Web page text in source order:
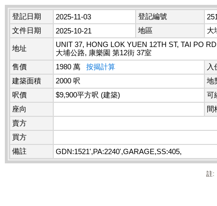
登記日期 2025-11-03 登記編號
文件日期
2025-10-21 地區 大
地址
UNIT 37, HONG LOK YUEN 12TH ST, TAI PO RD
大埔公路, 康樂園 第12街 37室
售價
1980 萬 按揭計算
入
建築面積
2000 呎
地
呎價
$9,900平方呎 (建築)
可
座向
間
賣方
買方
備註
GDN:1521',PA:2240',GARAGE,SS:405,
註: